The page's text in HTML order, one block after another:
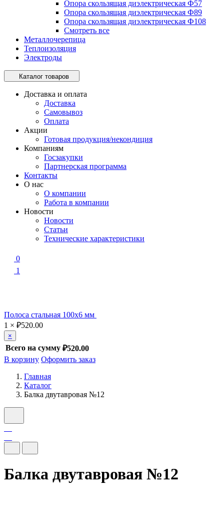
Опора скользящая диэлектрическая Ф57
Опора скользящая диэлектрическая Ф89
Опора скользящая диэлектрическая Ф108
Смотреть все
Металлочерепица
Теплоизоляция
Электроды
Каталог товаров
Доставка и оплата
Доставка
Самовывоз
Оплата
Акции
Готовая продукция/некондиция
Компаниям
Госзакупки
Партнерская программа
Контакты
О нас
О компании
Работа в компании
Новости
Новости
Статьи
Технические характеристики
0
1
Полоса стальная 100х6 мм
1 × ₽520.00
×
Всего на сумму ₽520.00
В корзину Оформить заказ
Главная
Каталог
Балка двутавровая №12
Балка двутавровая №12